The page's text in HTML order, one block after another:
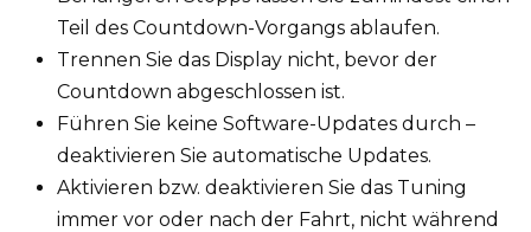
Teil des Countdown-Vorgangs ablaufen.
Trennen Sie das Display nicht, bevor der
Countdown abgeschlossen ist.
Führen Sie keine Software-Updates durch –
deaktivieren Sie automatische Updates.
Aktivieren bzw. deaktivieren Sie das Tuning
immer vor oder nach der Fahrt, nicht während